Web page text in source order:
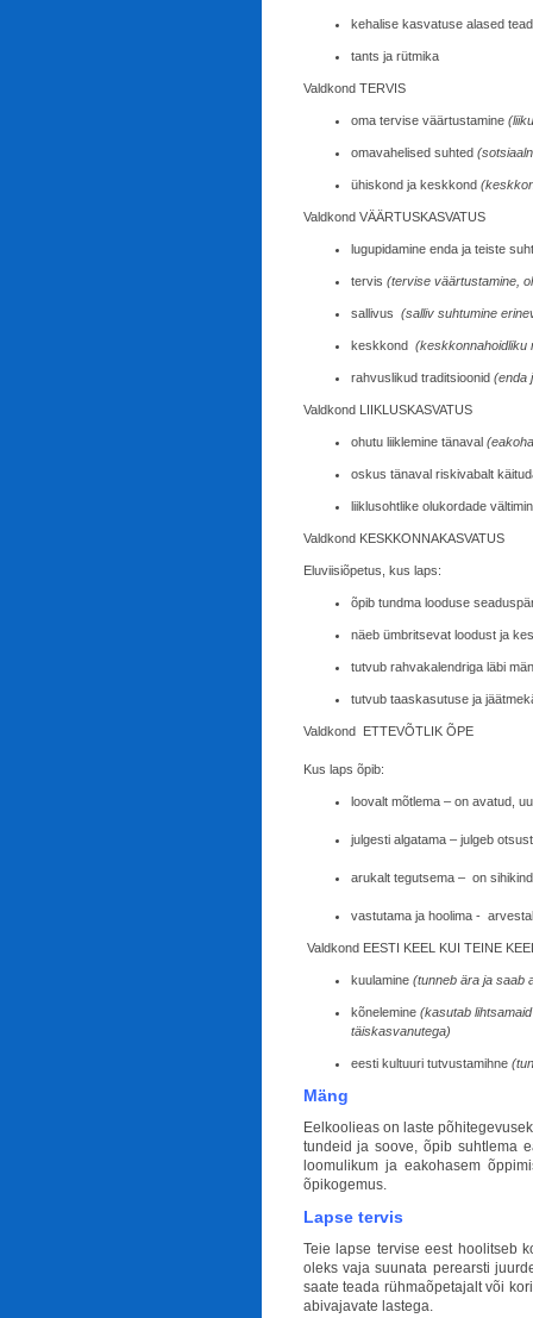
kehalise kasvatuse alased
tants ja rütmika
Valdkond TERVIS
oma tervise väärtustamine
omavahelised suhted
ühiskond ja keskkond
Valdkond VÄÄRTUSKASVATUS
lugupidamine enda ja teiste
tervis (tervise väärtustamine,
sallivus (salliv suhtumine
keskkond (keskkonnahoidliku
rahvuslikud traditsioonid (enda
Valdkond LIIKLUSKASVATUS
ohutu liiklemine tänaval
oskus tänaval riskivabalt
liiklusohtlike olukordade
Valdkond KESKKONNAKASVATUS
Eluviisiõpetus, kus laps:
õpib tundma looduse
näeb ümbritsevat loodust ja
tutvub rahvakalendriga läbi
tutvub taaskasutuse ja
Valdkond ETTEVÕTLIK ÕPE
Kus laps õpib:
loovalt mõtlema – on avatud,
julgesti algatama – julgeb
arukalt tegutsema – on
vastutama ja hoolima -
Valdkond EESTI KEEL KUI TEINE
kuulamine(tunneb ära ja saab
kõnelemine (kasutab
täiskasvanutega)
eesti kultuuri tutvustamihne
Mäng
Eelkoolieas on laste
tundeid ja soove, õpib suhtlema
loomulikum ja eakohasem
õpikogemus.
Lapse tervis
Teie lapse tervise eest hoolitseb
oleks vaja suunata perearsti
saate teada rühmaõpetajalt või
abivajavate lastega.